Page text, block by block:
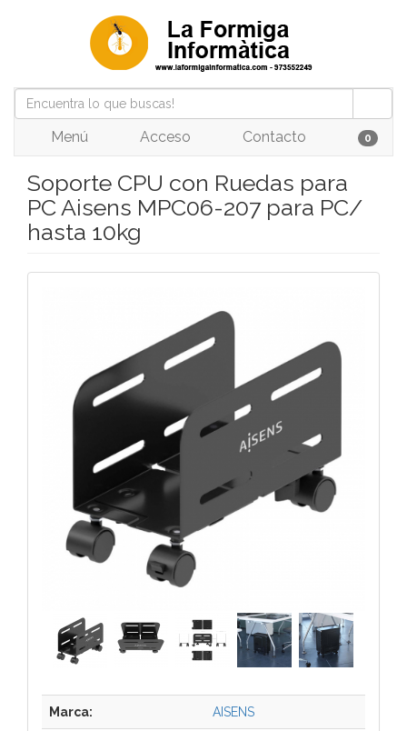
Menú Acceso Contacto 0
Soporte CPU con Ruedas para
PC Aisens MPC06-207 para PC/
hasta 10kg
Marca: AISENS